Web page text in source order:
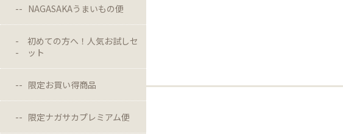
NAGASAKAうまいもの便
初めての方へ！人気お試しセ
ット
限定お買い得商品
限定ナガサカプレミアム便